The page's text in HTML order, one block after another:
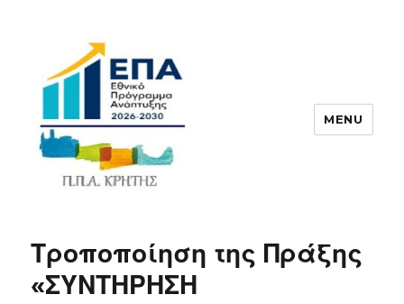
MENU
Τροποποίηση της Πράξης
«ΣΥΝΤΗΡΗΣΗ